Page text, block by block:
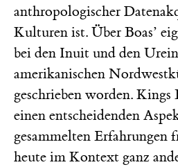
anthropologischer
Kulturen ist. Über Boas’
bei den Inuit und den
amerikanischen
geschrieben worden. Kings
einen entscheidenden
gesammelten Erfahrungen
heute im Kontext ganz